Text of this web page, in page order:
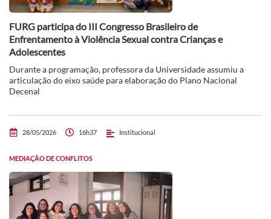
FURG participa do III Congresso Brasileiro de
Enfrentamento à Violência Sexual contra Crianças e
Adolescentes
Durante a programação, professora da Universidade assumiu a
articulação do eixo saúde para elaboração do Plano Nacional
Decenal
28/05/2026 16h37 Institucional
MEDIAÇÃO DE CONFLITOS